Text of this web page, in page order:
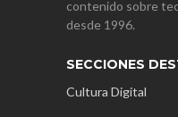
contenido sobre
desde 1996.
SECCIONES
Cultura Digital